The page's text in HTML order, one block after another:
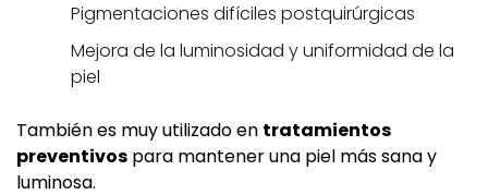
Pigmentaciones difíciles postquirúrgicas
Mejora de la luminosidad y uniformidad de la
piel
También es muy utilizado en tratamientos
preventivos para mantener una piel más sana y
luminosa.